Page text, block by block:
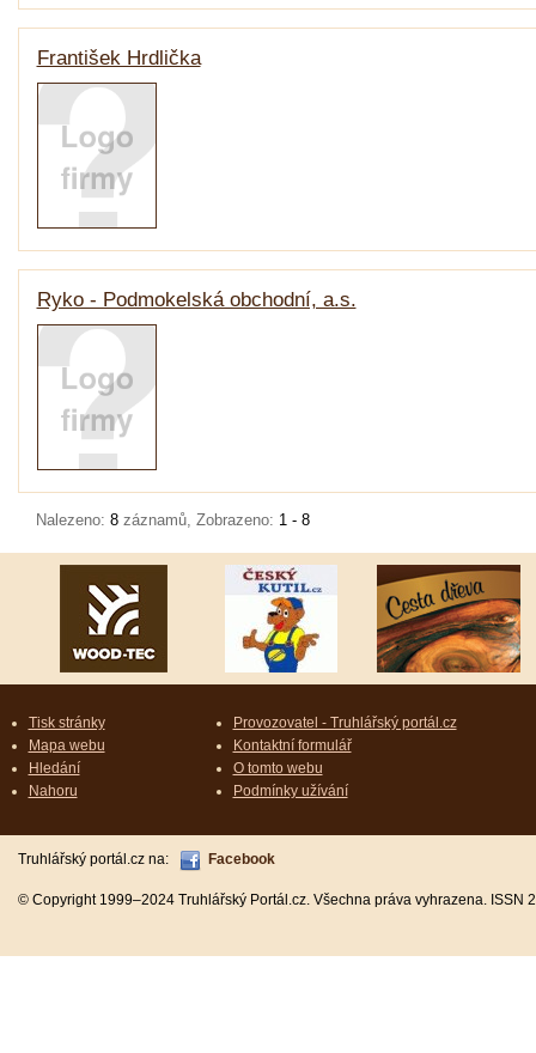
František Hrdlička
Ryko - Podmokelská obchodní, a.s.
Nalezeno: 8 záznamů, Zobrazeno: 1 - 8
Tisk stránky
Mapa webu
Hledání
Nahoru
Provozovatel - Truhlářský portál.cz
Kontaktní formulář
O tomto webu
Podmínky užívání
Truhlářský portál.cz na: Facebook
© Copyright 1999–2024 Truhlářský Portál.cz. Všechna práva vyhrazena.